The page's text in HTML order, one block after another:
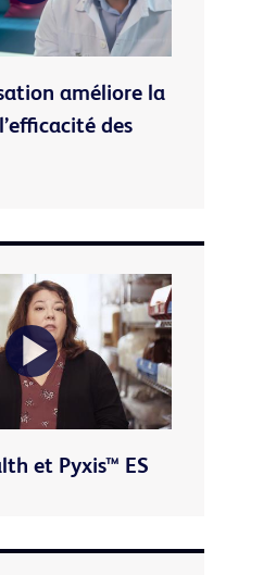
Play
Video
améliore la
des
Play
et Pyxis™ ES